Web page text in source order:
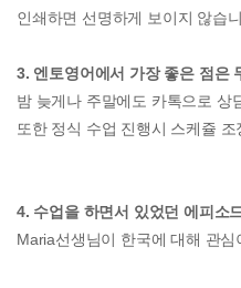
인쇄하면 선명하게 보이지 않습
3. 엔토영어에서 가장 좋은 점은
밤 늦게나 주말에도 카톡으로 상
또한 정식 수업 진행시 스케쥴 조
4. 수업을 하면서 있었던 에피소
Maria선생님이 한국에 대해 관